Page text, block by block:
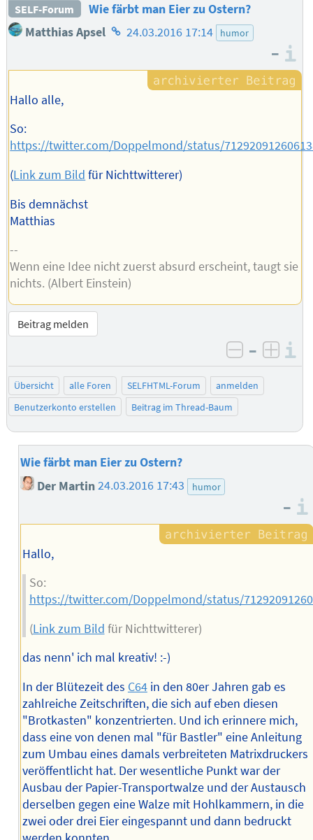
SELF-Forum
Wie färbt man Eier zu Ostern?
Matthias Apsel Homepage
Autors
24.03.2016 17:14 humor
–
Hallo alle,
So:
https://twitter.com/Doppelmond/status/
(Link zum Bild für Nichttwitterer)
Bis demnächst
Matthias
--
Wenn eine Idee nicht zuerst absurd erscheint, taugt sie
nichts. (Albert Einstein)
Beitrag melden
negativ
–
Übersicht alle Foren SELFHTML-Forum
anmelden
Benutzerkonto erstellen
Beitrag im Thread-Baum
Wie färbt man Eier zu Ostern?
Der Martin24.03.2016 17:43 humor
–
Hallo,
So:
https://twitter.com/Doppelmond/status/
(Link zum Bild für Nichttwitterer)
das nenn' ich mal kreativ! :-)
In der Blütezeit des C64in den 80er Jahren gab es
zahlreiche Zeitschriften, die sich auf eben diesen
"Brotkasten" konzentrierten. Und ich erinnere mich,
dass eine von denen mal "für Bastler" eine Anleitung
zum Umbau eines damals verbreiteten Matrixdruckers
veröffentlicht hat. Der wesentliche Punkt war der
Ausbau der Papier-Transportwalze und der Austausch
derselben gegen eine Walze mit Hohlkammern, in die
zwei oder drei Eier eingespannt und dann bedruckt